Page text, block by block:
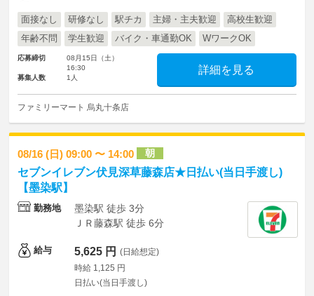
面接なし 研修なし 駅チカ 主婦・主夫歓迎
高校生歓迎
年齢不問
学生歓迎 バイク・車通勤OK WワークOK
応募締切
08月15日（土）
16:30
募集人数
1人
詳細を見る
ファミリーマート 烏丸十条店
08/16 (日) 09:00 〜 14:00 朝
セブンイレブン伏見深草藤森店★日払い(当日手渡し)
【墨染駅】
勤務地
墨染駅 徒歩 3分
ＪＲ藤森駅 徒歩 6分
給与 5,625 円 (日給想定)
時給 1,125 円
日払い(当日手渡し)